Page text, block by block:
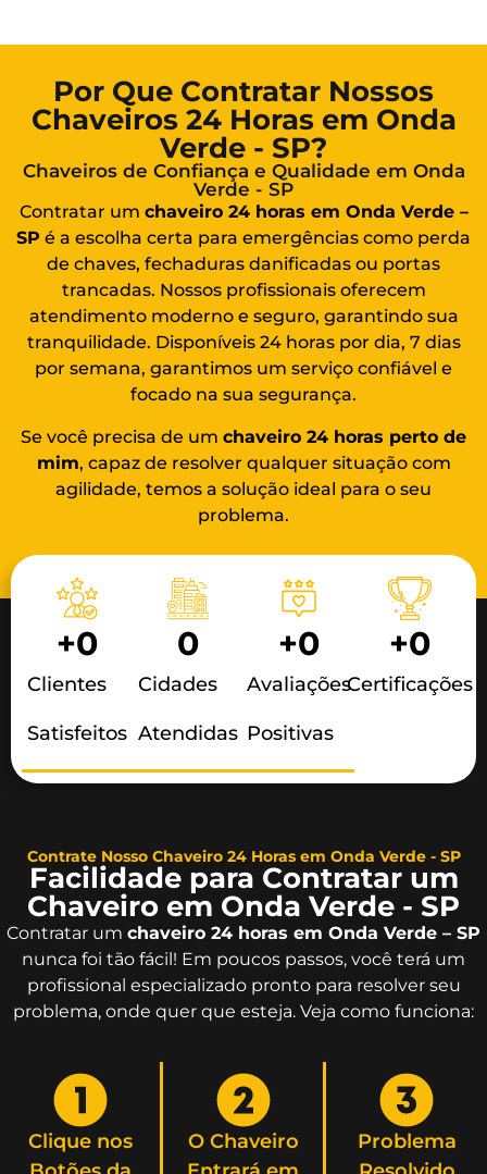
Por Que Contratar Nossos
Chaveiros 24 Horas em Onda
Verde - SP?
Chaveiros de Confiança e Qualidade em Onda
Verde - SP
Contratar um chaveiro 24 horas em Onda Verde –
SP é a escolha certa para emergências como perda
de chaves, fechaduras danificadas ou portas
trancadas. Nossos profissionais oferecem
atendimento moderno e seguro, garantindo sua
tranquilidade. Disponíveis 24 horas por dia, 7 dias
por semana, garantimos um serviço confiável e
focado na sua segurança.
Se você precisa de um chaveiro 24 horas perto de
mim, capaz de resolver qualquer situação com
agilidade, temos a solução ideal para o seu
problema.
Clientes
Satisfeitos
+0
Cidades
Atendidas
0
Avaliações
Positivas
+0
Certificações
+0
Contrate Nosso Chaveiro 24 Horas em Onda Verde - SP
Facilidade para Contratar um
Chaveiro em Onda Verde - SP
Contratar um chaveiro 24 horas em Onda Verde – SP
nunca foi tão fácil! Em poucos passos, você terá um
profissional especializado pronto para resolver seu
problema, onde quer que esteja. Veja como funciona:
Clique nos
O Chaveiro
Problema